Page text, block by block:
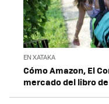
EN XATAKA
Cómo Amazon, El
mercado del libro